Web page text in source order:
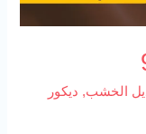
الخشب, ديكور